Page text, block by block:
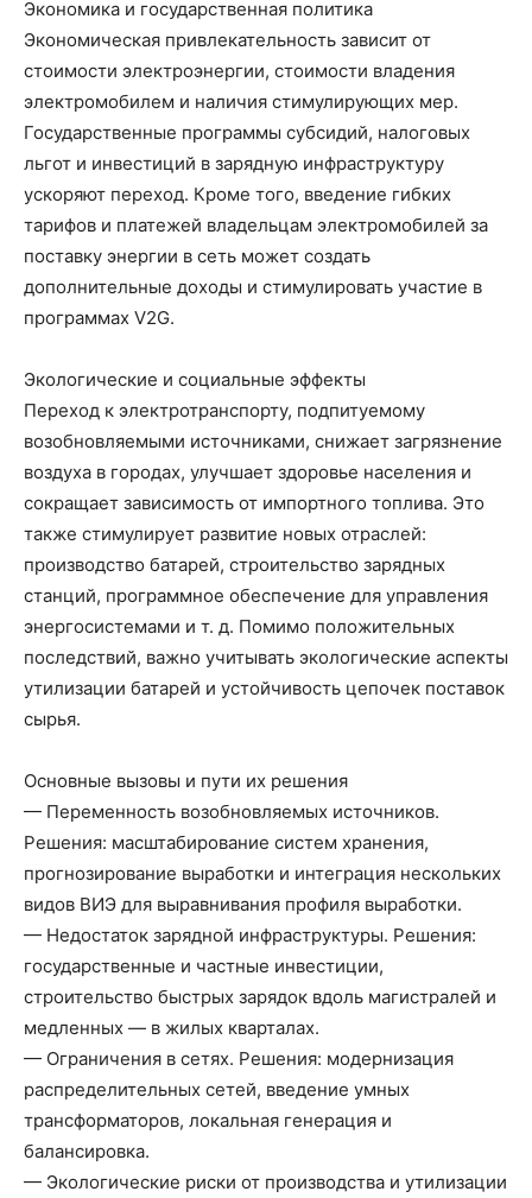
Экономика и государственная политика
Экономическая привлекательность зависит от
стоимости электроэнергии, стоимости владения
электромобилем и наличия стимулирующих мер.
Государственные программы субсидий, налоговых
льгот и инвестиций в зарядную инфраструктуру
ускоряют переход. Кроме того, введение гибких
тарифов и платежей владельцам электромобилей за
поставку энергии в сеть может создать
дополнительные доходы и стимулировать участие в
программах V2G.
Экологические и социальные эффекты
Переход к электротранспорту, подпитуемому
возобновляемыми источниками, снижает загрязнение
воздуха в городах, улучшает здоровье населения и
сокращает зависимость от импортного топлива. Это
также стимулирует развитие новых отраслей:
производство батарей, строительство зарядных
станций, программное обеспечение для управления
энергосистемами и т. д. Помимо положительных
последствий, важно учитывать экологические аспекты
утилизации батарей и устойчивость цепочек поставок
сырья.
Основные вызовы и пути их решения
— Переменность возобновляемых источников.
Решения: масштабирование систем хранения,
прогнозирование выработки и интеграция нескольких
видов ВИЭ для выравнивания профиля выработки.
— Недостаток зарядной инфраструктуры. Решения:
государственные и частные инвестиции,
строительство быстрых зарядок вдоль магистралей и
медленных — в жилых кварталах.
— Ограничения в сетях. Решения: модернизация
распределительных сетей, введение умных
трансформаторов, локальная генерация и
балансировка.
— Экологические риски от производства и утилизации